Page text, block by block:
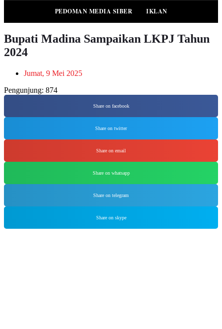
PEDOMAN MEDIA SIBER
IKLAN
Bupati Madina Sampaikan LKPJ Tahun
2024
Jumat, 9 Mei 2025
Pengunjung: 874
Share on facebook
Share on twitter
Share on email
Share on whatsapp
Share on telegram
Share on skype